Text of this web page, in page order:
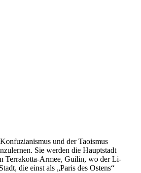
und der Taoismus
Sie werden die Hauptstadt
Terrakotta-Armee, Guilin, wo der Li-
die einst als „Paris des Ostens“